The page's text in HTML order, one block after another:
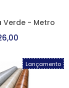
Verde - Metro
Lançamento